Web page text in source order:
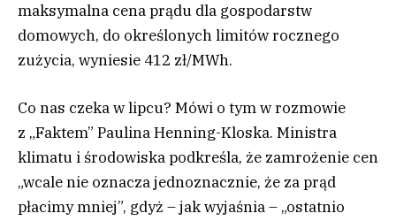
maksymalna cena prądu dla gospodarstw
domowych, do określonych limitów rocznego
zużycia, wyniesie 412 zł/MWh.
Co nas czeka w lipcu? Mówi o tym w rozmowie
z „Faktem” Paulina Henning-Kloska. Ministra
klimatu i środowiska podkreśla, że zamrożenie cen
„wcale nie oznacza jednoznacznie, że za prąd
płacimy mniej”, gdyż – jak wyjaśnia – „ostatnio